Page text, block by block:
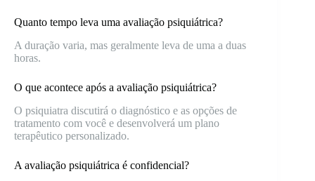
Quanto tempo leva uma avaliação psiquiátrica?
A duração varia, mas geralmente leva de uma a duas
horas.
O que acontece após a avaliação psiquiátrica?
O psiquiatra discutirá o diagnóstico e as opções de
tratamento com você e desenvolverá um plano
terapêutico personalizado.
A avaliação psiquiátrica é confidencial?